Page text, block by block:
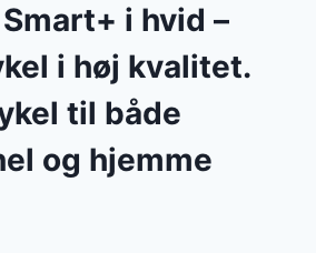
i hvid –
i høj kvalitet.
til både
og hjemme